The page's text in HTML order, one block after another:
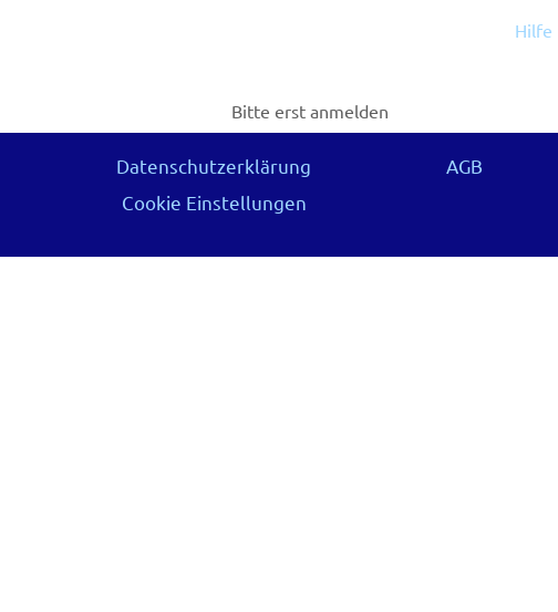
Hilfe
Bitte erst anmelden
Datenschutzerklärung
Cookie Einstellungen
AGB